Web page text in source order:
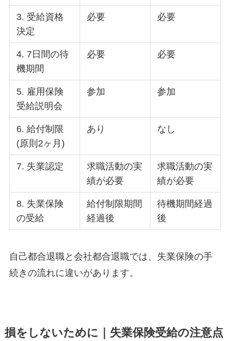
3. 受給資格
決定
必要 必要
4. 7日間の待
機期間
必要 必要
5. 雇用保険
受給説明会
参加 参加
6. 給付制限
(原則2ヶ月)
あり なし
7. 失業認定
求職活動の実
績が必要
求職活動の実
績が必要
8. 失業保険
の受給
給付制限期間
経過後
待機期間経過
後
自己都合退職と会社都合退職では、失業保険の手
続きの流れに違いがあります。
損をしないために｜失業保険受給の注意点